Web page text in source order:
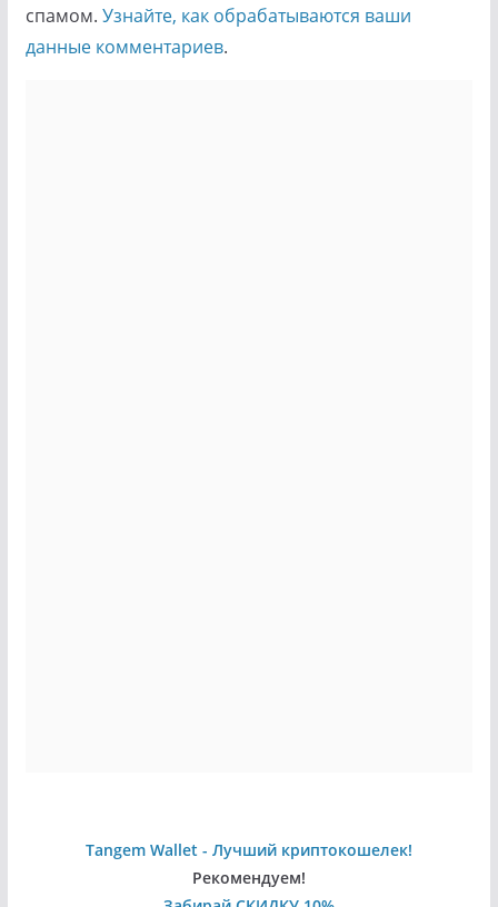
спамом. Узнайте, как обрабатываются ваши
данные комментариев.
Tangem Wallet - Лучший криптокошелек!
Рекомендуем!